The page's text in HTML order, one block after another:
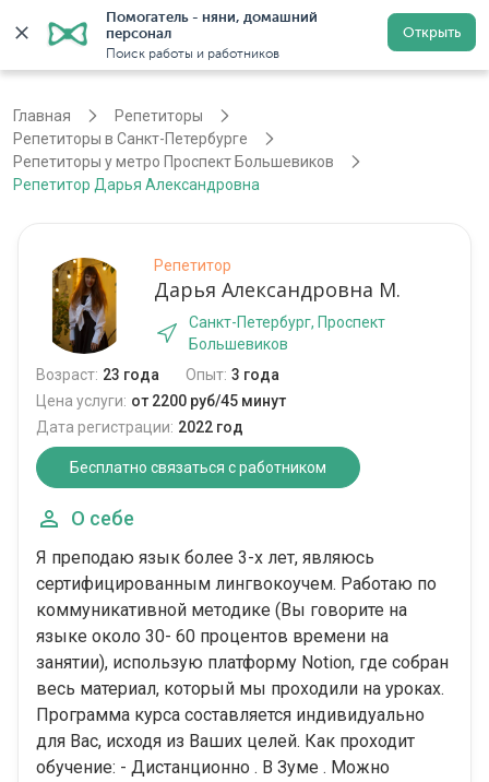
Помогатель - няни, домашний
персонал
Поиск работы и работников
Открыть
Санкт-Петербург Регистрация
Главная
Репетиторы
Репетиторы в Санкт-Петербурге
Репетиторы у метро Проспект Большевиков
Репетитор Дарья Александровна
Репетитор
Дарья Александровна М.
Санкт-Петербург, Проспект
Большевиков
Возраст: 23 года Опыт: 3 года
Цена услуги: от 2200 руб/45 минут
Дата регистрации: 2022 год
Бесплатно связаться с работником
О себе
Я преподаю язык более 3-х лет, являюсь
сертифицированным лингвокоучем. Работаю по
коммуникативной методике (Вы говорите на
языке около 30- 60 процентов времени на
занятии), использую платформу Notion, где собран
весь материал, который мы проходили на уроках.
Программа курса составляется индивидуально
для Вас, исходя из Ваших целей. Как проходит
обучение: - Дистанционно . В Зуме . Можно